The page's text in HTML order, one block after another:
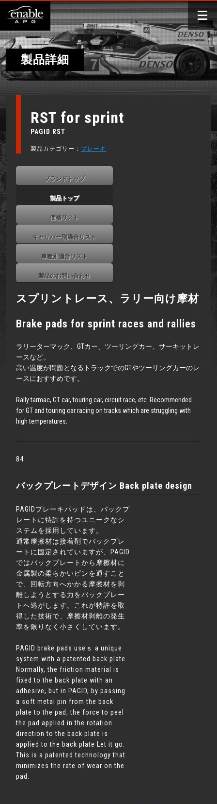
製品詳細
RST for sprint
PAGID RST
製品カテゴリー： ブレーキ
ブランドトップ
製品トップ
価格リスト
キャリパー別適合リスト
車種別適合リスト
製品のお問い合わせ
スプリントレース、ラリー向け摩材
Brake pads for sprint races and rallies
ラリーターマック、GTカー、ツーリングカー、サーキットレ
ースなど。
高い温度が問題となるトラックでのGTやツーリングカーのレ
ースにおすすめです。
Rally tarmac, GT car, touring car, circuit race, etc. Recommended
for GT and touring car racing on tracks which are struggling with
high temperatures.
84
バックプレートデザイン Back plate design
PAGIDブレーキパッドは、バックプ
レートに特許を持つユニークなシ
ステムを採用しています。
通常摩擦材は接着剤でバックプレ
ートに固定されていますが、PAGID
ではバックプレートから摩擦材に
金属製の柔らかいピンを通すこと
で、回転方向へかかる摩擦材を剥
離しようとする力をバックプレー
トへ逃がします。これが特許を取
得した技術で、摩擦材剥離の発生
率を限りなく小さくしています。
PAGID brake pads useｓ a unique
system with a patented back plate.
Normally, the friction material is
fixed to the back plate with an
adhesive, but in PAGID, by passing
a soft metal pin from the back
plate to the pad, the force to peel
the pad applied in the rotation
direction to the back plate is
applied to the back plate Let it go.
This is a patented technology that
minimizes the rate of wear on the
pad.